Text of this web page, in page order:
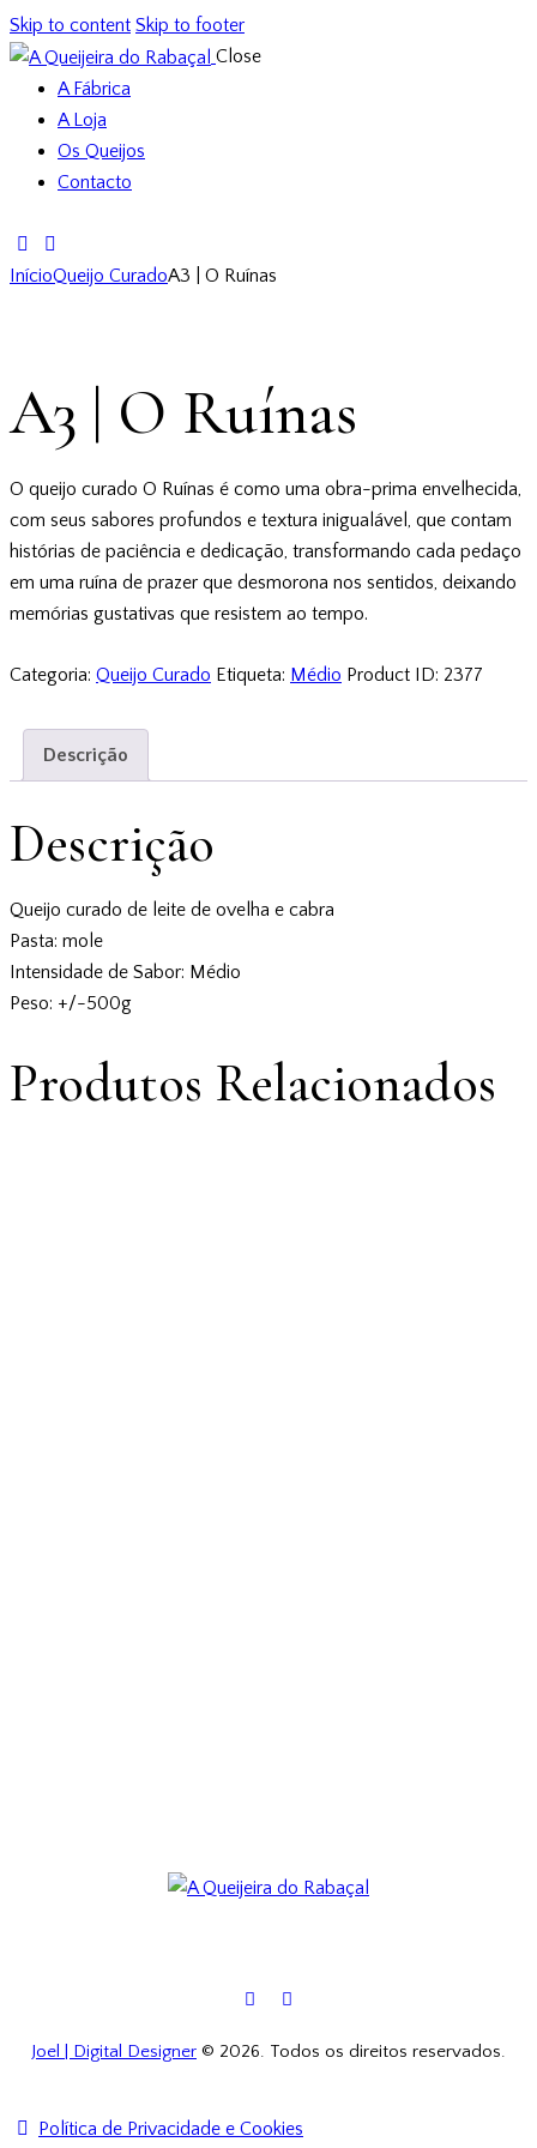
Skip to content Skip to footer
Close
A Fábrica
A Loja
Os Queijos
Contacto
InícioQueijo CuradoA3 | O Ruínas
A3 | O Ruínas
O queijo curado O Ruínas é como uma obra-prima envelhecida,
com seus sabores profundos e textura inigualável, que contam
histórias de paciência e dedicação, transformando cada pedaço
em uma ruína de prazer que desmorona nos sentidos, deixando
memórias gustativas que resistem ao tempo.
Categoria: Queijo Curado Etiqueta: Médio Product ID: 2377
Descrição
Descrição
Queijo curado de leite de ovelha e cabra
Pasta: mole
Intensidade de Sabor: Médio
Peso: +/-500g
Produtos Relacionados
Joel | Digital Designer © 2026. Todos os direitos reservados.
Política de Privacidade e Cookies